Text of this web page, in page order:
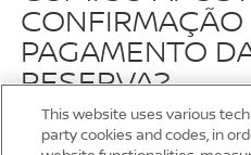
PAGAMENTO
RESERVA?
O prazo para o primeiro
após a conformação do
This website uses various
party cookies and codes, in